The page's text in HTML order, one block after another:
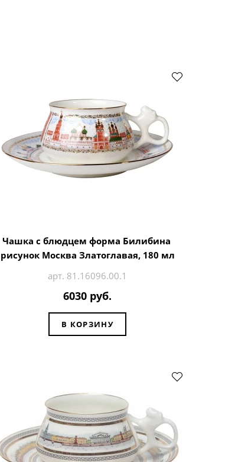
Чашка с блюдцем форма Билибина
рисунок Москва Златоглавая, 180 мл
арт. 81.16096.00.1
6030 руб.
В КОРЗИНУ